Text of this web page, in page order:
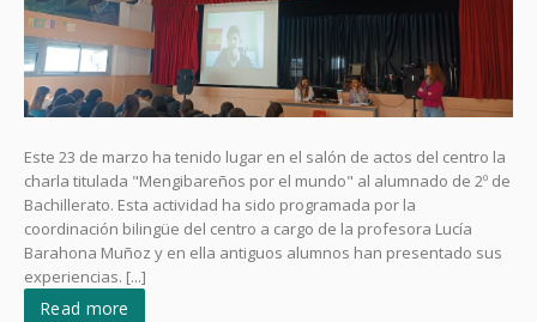
Este 23 de marzo ha tenido lugar en el salón de actos del centro la
charla titulada "Mengibareños por el mundo" al alumnado de 2º de
Bachillerato. Esta actividad ha sido programada por la
coordinación bilingüe del centro a cargo de la profesora Lucía
Barahona Muñoz y en ella antiguos alumnos han presentado sus
experiencias. [...]
Read more